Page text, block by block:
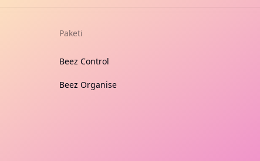
Paketi
Beez Control
Beez Organise